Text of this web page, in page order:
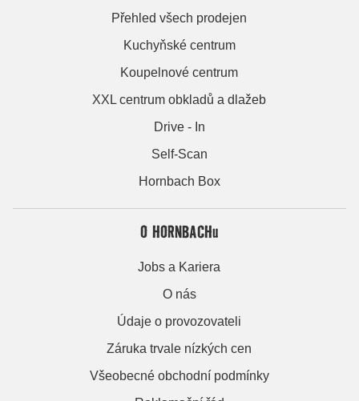
Přehled všech prodejen
Kuchyňské centrum
Koupelnové centrum
XXL centrum obkladů a dlažeb
Drive - In
Self-Scan
Hornbach Box
O HORNBACHu
Jobs a Kariera
O nás
Údaje o provozovateli
Záruka trvale nízkých cen
Všeobecné obchodní podmínky